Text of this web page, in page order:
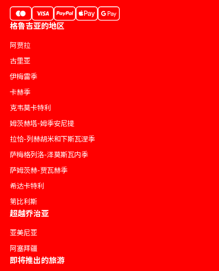
格鲁吉亚的地区
阿贾拉
古里亚
伊梅雷季
卡赫季
克韦莫卡特利
姆茨赫塔-姆季安尼提
拉恰-列赫胡米和下斯瓦涅季
萨梅格列洛-泽莫斯瓦内季
萨姆茨赫-贾瓦赫季
希达卡特利
第比利斯
超越乔治亚
亚美尼亚
阿塞拜疆
即将推出的旅游